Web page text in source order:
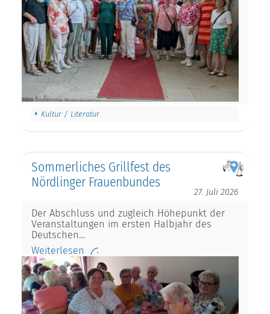
Kultur / Literatur
Sommerliches Grillfest des
Nördlinger Frauenbundes
27. Juli 2026
Der Abschluss und zugleich Höhepunkt der
Veranstaltungen im ersten Halbjahr des
Deutschen…
Weiterlesen